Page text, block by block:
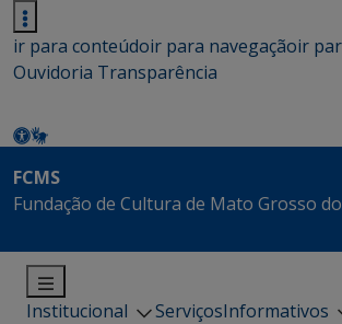
ir para conteúdoir para navegaçãoir
Ouvidoria Transparência
FCMS
Fundação de Cultura de Mato Grosso
Institucional ServiçosInformativos